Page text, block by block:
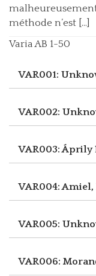
méthode n’est [...]
Varia AB 1-50
VAR001:
VAR002:
VAR003: Áprily
VAR004: Amiel,
VAR005:
VAR006: